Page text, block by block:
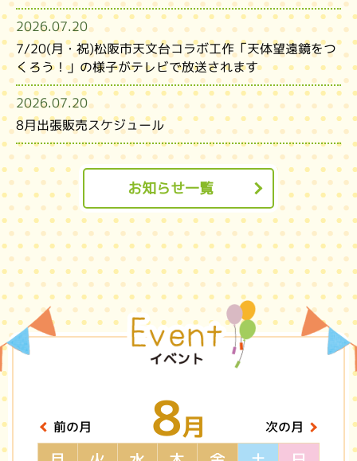
2026.07.20
7/20(月・祝)松阪市天文台コラボ工作「天体望遠鏡をつ
くろう！」の様子がテレビで放送されます
2026.07.20
8月出張販売スケジュール
お知らせ一覧
前の月 8月 次の月